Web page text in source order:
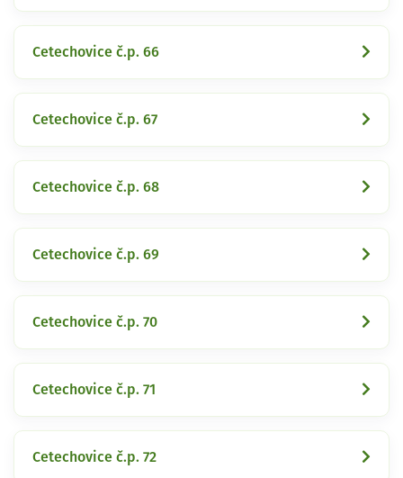
Cetechovice č.p. 66
Cetechovice č.p. 67
Cetechovice č.p. 68
Cetechovice č.p. 69
Cetechovice č.p. 70
Cetechovice č.p. 71
Cetechovice č.p. 72